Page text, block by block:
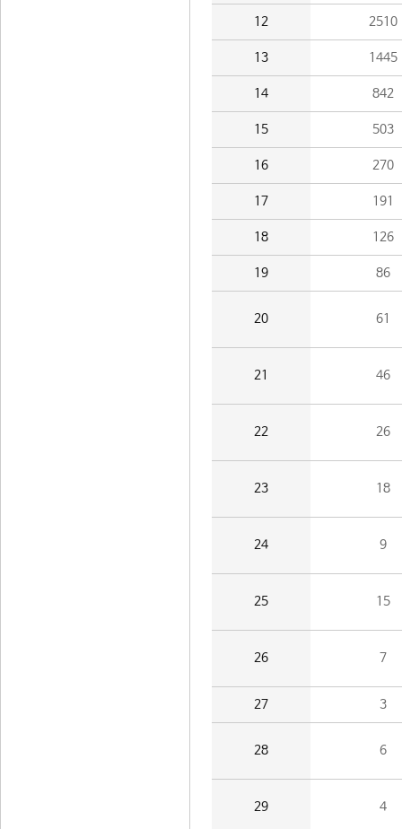
12 2510
13 1445
14 842
15 503
16 270
17 191
18 126
19 86
20 61
21 46
22 26
23 18
24 9
25 15
26 7
27 3
28 6
29 4